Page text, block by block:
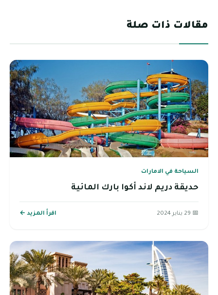
مقالات ذات صلة
السياحة في الامارات
حديقة دريم لاند أكوا بارك المائية
📅 29 يناير 2024 اقرأ المزيد ←